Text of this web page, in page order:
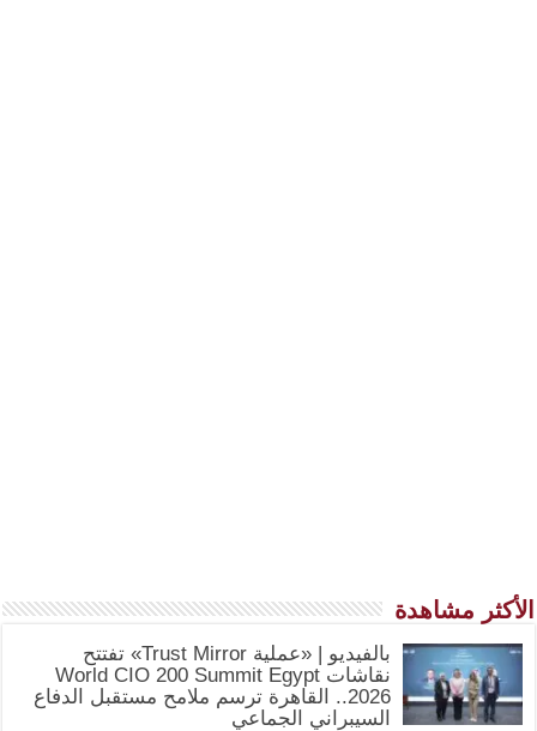
الأكثر مشاهدة
بالفيديو | «عملية Trust Mirror» تفتتح
نقاشات World CIO 200 Summit Egypt
2026.. القاهرة ترسم ملامح مستقبل الدفاع
السيبراني الجماعي